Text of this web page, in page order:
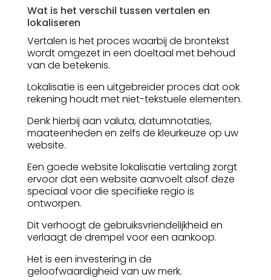
Wat is het verschil tussen vertalen en
lokaliseren
Vertalen is het proces waarbij de brontekst
wordt omgezet in een doeltaal met behoud
van de betekenis.
Lokalisatie is een uitgebreider proces dat ook
rekening houdt met niet-tekstuele elementen.
Denk hierbij aan valuta, datumnotaties,
maateenheden en zelfs de kleurkeuze op uw
website.
Een goede website lokalisatie vertaling zorgt
ervoor dat een website aanvoelt alsof deze
speciaal voor die specifieke regio is
ontworpen.
Dit verhoogt de gebruiksvriendelijkheid en
verlaagt de drempel voor een aankoop.
Het is een investering in de
geloofwaardigheid van uw merk.